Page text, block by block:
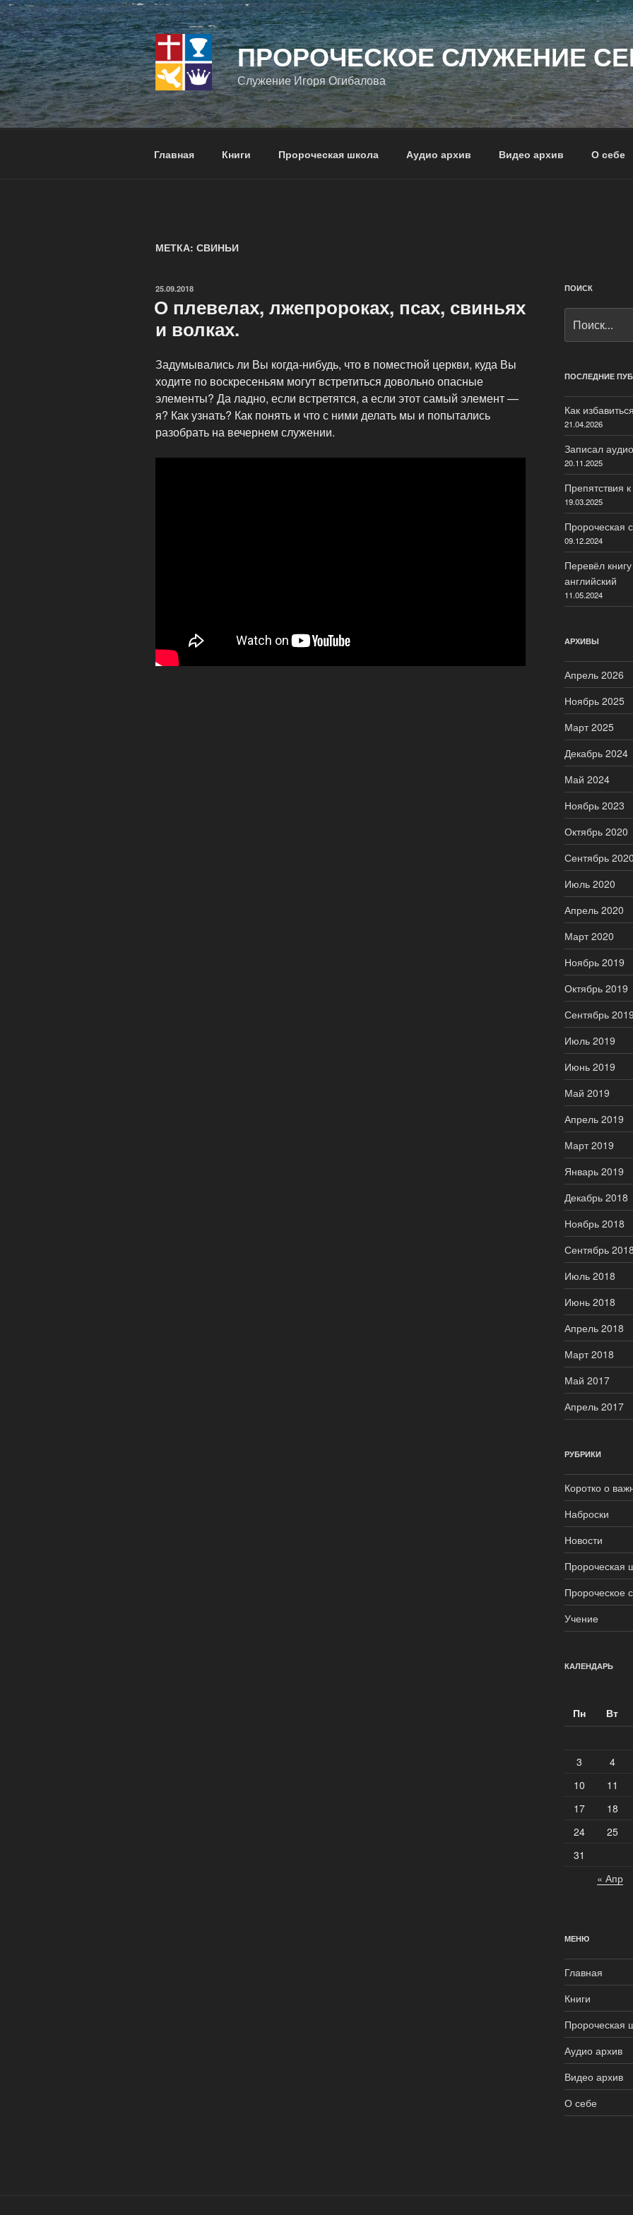
Перейти
к
содержимому
ПРОРОЧЕСКОЕ СЛУЖЕНИЕ
Служение Игоря Огибалова
Главная Книги Пророческая школа Аудио архив Видео архив О себе
МЕТКА: СВИНЬИ
ОПУБЛИКОВАНО
25.09.2018
О плевелах, лжепророках, псах, свиньях
и волках.
Задумывались ли Вы когда-нибудь, что в поместной церкви, куда Вы
ходите по воскресеньям могут встретиться довольно опасные
элементы? Да ладно, если встретятся, а если этот самый элемент —
я? Как узнать? Как понять и что с ними делать мы и попытались
разобрать на вечернем служении.
ПОИСК
ПОСЛЕДНИЕ
Как
21.04.2026
Записал
20.11.2025
Препятствия
19.03.2025
Пророческая
09.12.2024
Перевёл
английский
11.05.2024
АРХИВЫ
Апрель 2026
Ноябрь 2025
Март 2025
Декабрь 2024
Май 2024
Ноябрь 2023
Октябрь 2020
Сентябрь
Июль 2020
Апрель 2020
Март 2020
Ноябрь 2019
Октябрь 2019
Сентябрь
Июль 2019
Июнь 2019
Май 2019
Апрель 2019
Март 2019
Январь 2019
Декабрь 2018
Ноябрь 2018
Сентябрь
Июль 2018
Июнь 2018
Апрель 2018
Март 2018
Май 2017
Апрель 2017
РУБРИКИ
Коротко о
Наброски
Новости
Пророческая
Пророческое
Учение
КАЛЕНДАРЬ
Пн Вт
3
4
10
11
17
18
24
25
31
« Апр
МЕНЮ
Главная
Книги
Пророческая
Аудио архив
Видео архив
О себе